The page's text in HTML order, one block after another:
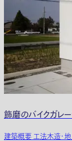
飾磨のバイクガレ
建築概要 工法木造・